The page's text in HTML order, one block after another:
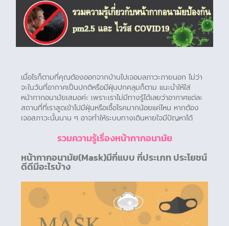
เมื่อไรก็ตามที่คุณต้องออกจากบ้านไปเจอมลภาวะภายนอก ไม่ว่า
จะในวันที่อากาศเป็นปกติหรือมีฝุ่นปกคลุมก็ตาม แนะนำให้ใส่
หน้ากากอนามัยเสมอค่ะ เพราะเราไม่มีทางรู้ได้เลยว่าอากาศแต่ละ
สถานที่ที่เราสูดเข้าไปมีฝุ่นหรือเชื้อโรคมากน้อยแค่ไหน หากต้อง
เจอสภาวะนั้นนาน ๆ อาจทำให้ระบบทางเดินหายใจมีปัญหาได้
รวมความรู้เรื่องหน้ากากอนามัย
หน้ากากอนามัย(Mask)มีกี่แบบ กี่ประเภท ประโยชน์
ดีดีมีอะไรบ้าง